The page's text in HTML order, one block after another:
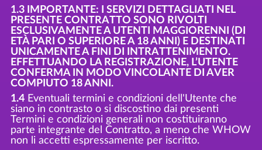
1.3 IMPORTANTE: I SERVIZI DETTAGLIATI NEL
PRESENTE CONTRATTO SONO RIVOLTI
ESCLUSIVAMENTE A UTENTI MAGGIORENNI (DI
ETÀ PARI O SUPERIORE A 18 ANNI) E DESTINATI
UNICAMENTE A FINI DI INTRATTENIMENTO.
EFFETTUANDO LA REGISTRAZIONE, L’UTENTE
CONFERMA IN MODO VINCOLANTE DI AVER
COMPIUTO 18 ANNI.
1.4Eventuali termini e condizioni dell'Utente che
siano in contrasto o si discostino dai presenti
Termini e condizioni generali non costituiranno
parte integrante del Contratto, a meno che WHOW
non li accetti espressamente per iscritto.